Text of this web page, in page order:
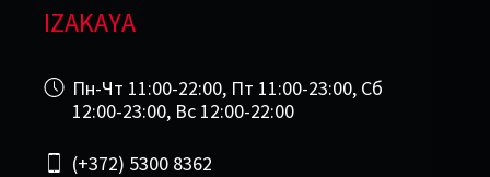
IZAKAYA
Пн-Чт 11:00-22:00, Пт 11:00-23:00, Сб
12:00-23:00, Вс 12:00-22:00
(+372) 5300 8362